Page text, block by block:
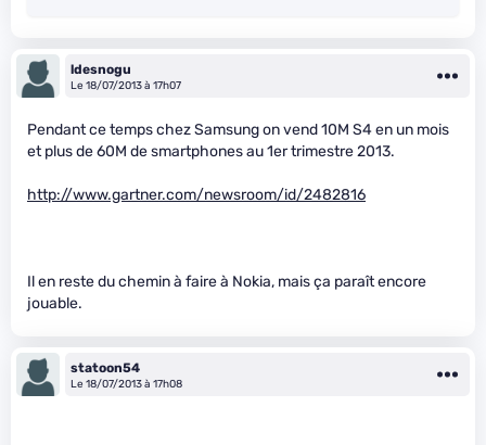
ldesnogu
Le 18/07/2013 à 17h07
Pendant ce temps chez Samsung on vend 10M S4 en un mois
et plus de 60M de smartphones au 1er trimestre 2013.
http://www.gartner.com/newsroom/id/2482816
Il en reste du chemin à faire à Nokia, mais ça paraît encore
jouable.
statoon54
Le 18/07/2013 à 17h08